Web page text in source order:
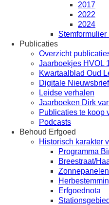
2017
2022
2024
Publicaties
Overzicht
Jaarboekjes HVOL
Kwartaalblad Oud
Digitale Nieuwsbrief
Leidse verhalen
Jaarboeken Dirk
Publicaties te koop
Podcasts
Behoud Erfgoed
Historisch karakter
Programma
Breestraat/
Zonnepanelen
Erfgoednota
Stationsgebied